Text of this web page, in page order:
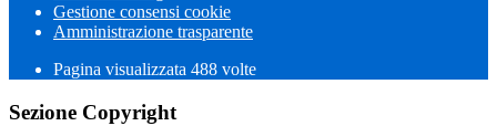
Gestione consensi cookie
Amministrazione trasparente
Pagina visualizzata 488 volte
Sezione Copyright